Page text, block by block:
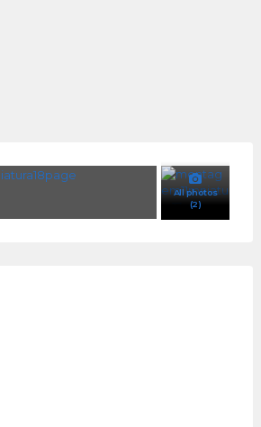
All photos
(2)